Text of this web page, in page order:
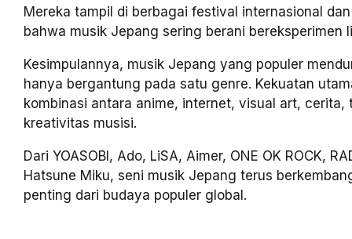
Mereka tampil di berbagai festival internasional
bahwa musik Jepang sering berani bereksperimen
Kesimpulannya, musik Jepang yang populer
hanya bergantung pada satu genre. Kekuatan
kombinasi antara anime, internet, visual art, cerita,
kreativitas musisi.
Dari YOASOBI, Ado, LiSA, Aimer, ONE OK ROCK,
Hatsune Miku, seni musik Jepang terus
penting dari budaya populer global.